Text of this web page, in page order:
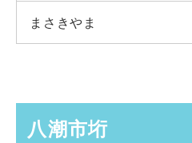
まさきやま
八潮市垳